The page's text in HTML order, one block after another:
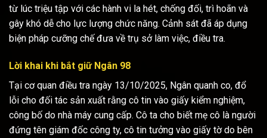
từ lúc triệu tập với các hành vi la hét, chống đối, trì hoãn và
gây khó dễ cho lực lượng chức năng. Cảnh sát đã áp dụng
biện pháp cưỡng chế đưa về trụ sở làm việc, điều tra.
Lời khai khi bắt giữ Ngân 98
Tại cơ quan điều tra ngày 13/10/2025, Ngân quanh co, đổ
lỗi cho đối tác sản xuất rằng cô tin vào giấy kiểm nghiệm,
công bố do nhà máy cung cấp. Cô ta cho biết mẹ cô là người
đứng tên giám đốc công ty, cô tin tưởng vào giấy tờ do bên